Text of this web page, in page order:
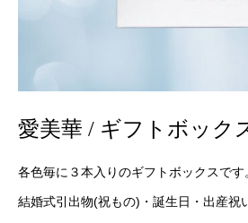
愛美華 / ギフトボック
各色毎に３本入りのギフトボックスです
結婚式引出物(祝もの)・誕生日・出産祝